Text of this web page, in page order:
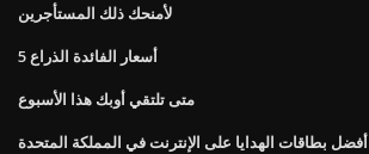
لأمنحك ذلك المستأجرين
5 أسعار الفائدة الذراع
متى تلتقي أوبك هذا الأسبوع
أفضل بطاقات الهدايا على الإنترنت في المملكة المتحدة